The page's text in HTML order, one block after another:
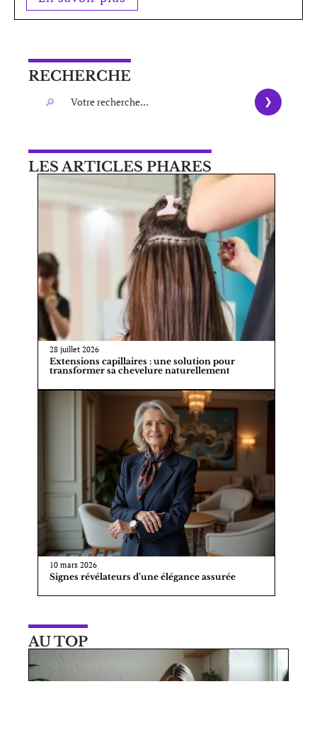
RECHERCHE
LES ARTICLES PHARES
28 juillet 2026
Extensions capillaires : une solution pour
transformer sa chevelure naturellement
10 mars 2026
Signes révélateurs d’une élégance assurée
AU TOP
10 mars 2026